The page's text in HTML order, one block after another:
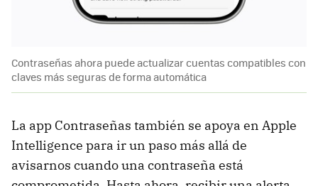
Contraseñas ahora puede actualizar cuentas compatibles con
claves más seguras de forma automática
La app Contraseñas también se apoya en Apple
Intelligence para ir un paso más allá de
avisarnos cuando una contraseña está